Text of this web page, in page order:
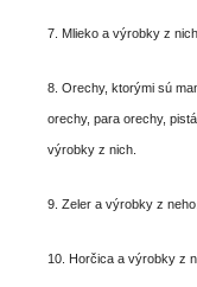
7. Mlieko a výrobky z nich.
8. Orechy, ktorými sú
orechy, para orechy,
výrobky z nich.
9. Zeler a výrobky z neho.
10. Horčica a výrobky z